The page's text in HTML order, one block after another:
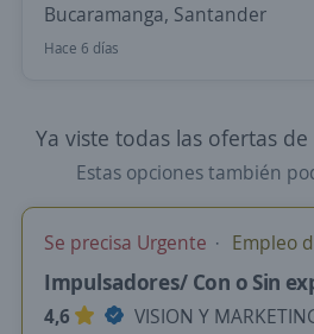
Bucaramanga, Santander
Hace 6 días
Ya viste todas las ofertas
Estas opciones también
Se precisa Urgente Empleo
Impulsadores/ Con o Sin
4,6
VISION Y